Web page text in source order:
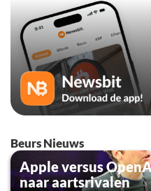
Beurs Nieuws
Apple versus
naar aartsrivalen